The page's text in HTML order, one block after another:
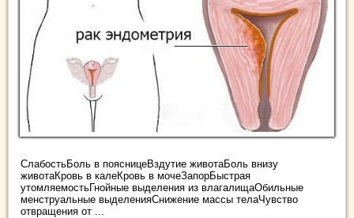
СлабостьБоль в поясницеВздутие животаБоль внизу
животаКровь в калеКровь в мочеЗапорБыстрая
утомляемостьГнойные выделения из влагалищаОбильные
менструальные выделенияСнижение массы телаЧувство
отвращения от ...